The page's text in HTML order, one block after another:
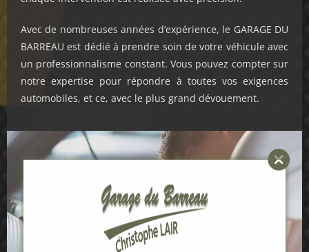
Avec de nombreuses années d’expérience, le GARAGE DU
BARREAU est dédié à prendre soin de votre véhicule avec
un professionnalisme constant. Vous pouvez compter sur
notre expertise pour répondre à toutes vos exigences
automobiles, et ce, avec le plus grand dévouement.